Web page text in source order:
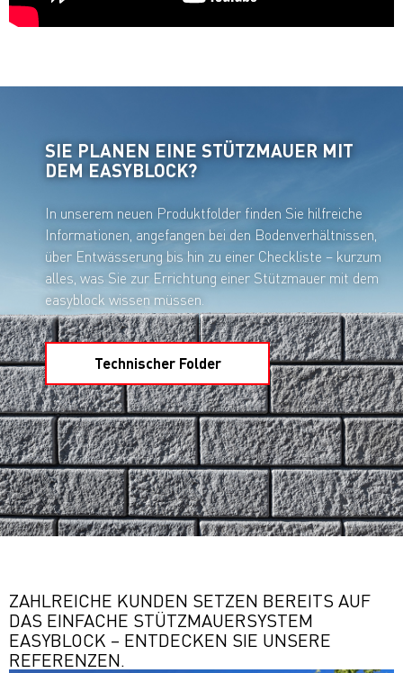
SIE PLANEN EINE STÜTZMAUER MIT
DEM EASYBLOCK?
In unserem neuen Produktfolder finden Sie hilfreiche
Informationen, angefangen bei den Bodenverhältnissen,
über Entwässerung bis hin zu einer Checkliste – kurzum
alles, was Sie zur Errichtung einer Stützmauer mit dem
easyblock wissen müssen.
Technischer Folder
ZAHLREICHE KUNDEN SETZEN BEREITS AUF
DAS EINFACHE STÜTZMAUERSYSTEM
EASYBLOCK – ENTDECKEN SIE UNSERE
REFERENZEN.